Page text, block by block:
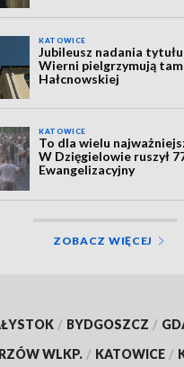
KATOWICE
Jubileusz nadania
Wierni pielgrzymują
Hałcnowskiej
KATOWICE
To dla wielu
W Dzięgielowie ruszył
Ewangelizacyjny
ZOBACZ WIĘCEJ
/ BYDGOSZCZ /
WLKP. / KATOWICE /